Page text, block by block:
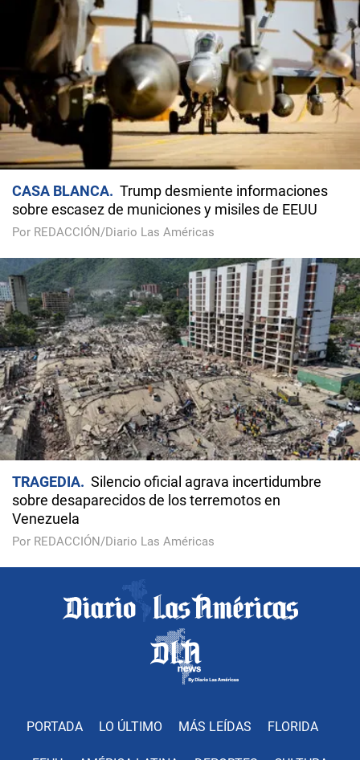
CASA BLANCA
Trump desmiente informaciones
sobre escasez de municiones y misiles de EEUU
Por REDACCIÓN/Diario Las Américas
TRAGEDIA
Silencio oficial agrava incertidumbre
sobre desaparecidos de los terremotos en
Venezuela
Por REDACCIÓN/Diario Las Américas
PORTADA LO ÚLTIMO MÁS LEÍDAS FLORIDA